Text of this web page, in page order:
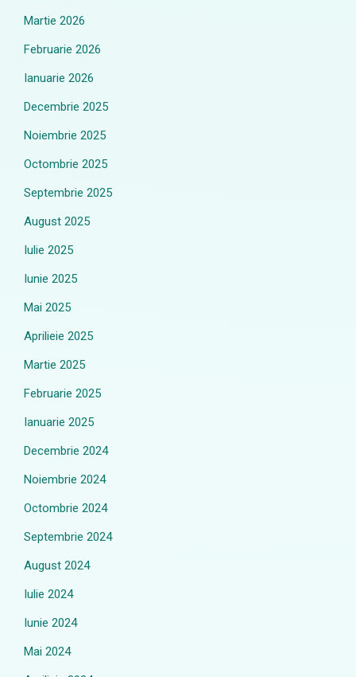
Martie 2026
Februarie 2026
Ianuarie 2026
Decembrie 2025
Noiembrie 2025
Octombrie 2025
Septembrie 2025
August 2025
Iulie 2025
Iunie 2025
Mai 2025
Aprilieie 2025
Martie 2025
Februarie 2025
Ianuarie 2025
Decembrie 2024
Noiembrie 2024
Octombrie 2024
Septembrie 2024
August 2024
Iulie 2024
Iunie 2024
Mai 2024